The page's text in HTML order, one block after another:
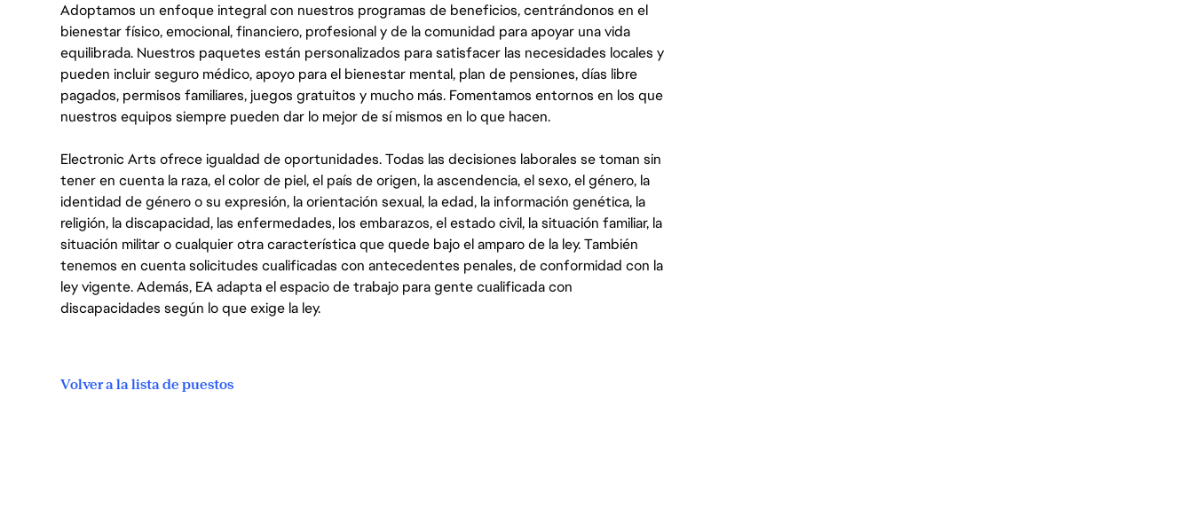
Adoptamos un enfoque integral con nuestros programas de beneficios, centrándonos en el
bienestar físico, emocional, financiero, profesional y de la comunidad para apoyar una vida
equilibrada. Nuestros paquetes están personalizados para satisfacer las necesidades locales y
pueden incluir seguro médico, apoyo para el bienestar mental, plan de pensiones, días libre
pagados, permisos familiares, juegos gratuitos y mucho más. Fomentamos entornos en los que
nuestros equipos siempre pueden dar lo mejor de sí mismos en lo que hacen.
Electronic Arts ofrece igualdad de oportunidades. Todas las decisiones laborales se toman sin
tener en cuenta la raza, el color de piel, el país de origen, la ascendencia, el sexo, el género, la
identidad de género o su expresión, la orientación sexual, la edad, la información genética, la
religión, la discapacidad, las enfermedades, los embarazos, el estado civil, la situación familiar, la
situación militar o cualquier otra característica que quede bajo el amparo de la ley. También
tenemos en cuenta solicitudes cualificadas con antecedentes penales, de conformidad con la
ley vigente. Además, EA adapta el espacio de trabajo para gente cualificada con
discapacidades según lo que exige la ley.
Volver a la lista de puestos